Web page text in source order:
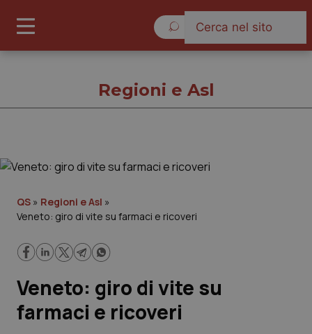
Cronache
Lavoro e Professioni
Regioni e Asl
QS » Regioni e Asl »
Veneto: giro di vite su farmaci e ricoveri
Veneto: giro di vite su
farmaci e ricoveri